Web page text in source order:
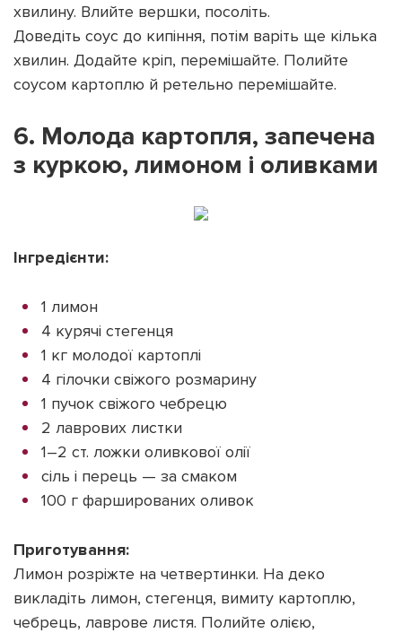
хвилину. Влийте вершки, посоліть.
Доведіть соус до кипіння, потім варіть ще кілька
хвилин. Додайте кріп, перемішайте. Полийте
соусом картоплю й ретельно перемішайте.
6. Молода картопля, запечена
з куркою, лимоном і оливками
Інгредієнти:
1 лимон
4 курячі стегенця
1 кг молодої картоплі
4 гілочки свіжого розмарину
1 пучок свіжого чебрецю
2 лаврових листки
1–2 ст. ложки оливкової олії
сіль і перець — за смаком
100 г фаршированих оливок
Приготування:
Лимон розріжте на четвертинки. На деко
викладіть лимон, стегенця, вимиту картоплю,
чебрець, лаврове листя. Полийте олією,